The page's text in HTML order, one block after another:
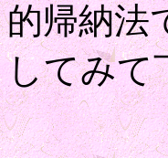
的帰納法
してみて